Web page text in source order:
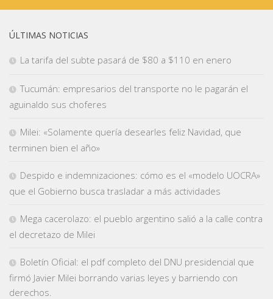
ÚLTIMAS NOTICIAS
La tarifa del subte pasará de $80 a $110 en enero
Tucumán: empresarios del transporte no le pagarán el
aguinaldo sus choferes
Milei: «Solamente quería desearles feliz Navidad, que
terminen bien el año»
Despido e indemnizaciones: cómo es el «modelo UOCRA»
que el Gobierno busca trasladar a más actividades
Mega cacerolazo: el pueblo argentino salió a la calle contra
el decretazo de Milei
Boletín Oficial: el pdf completo del DNU presidencial que
firmó Javier Milei borrando varias leyes y barriendo con
derechos.